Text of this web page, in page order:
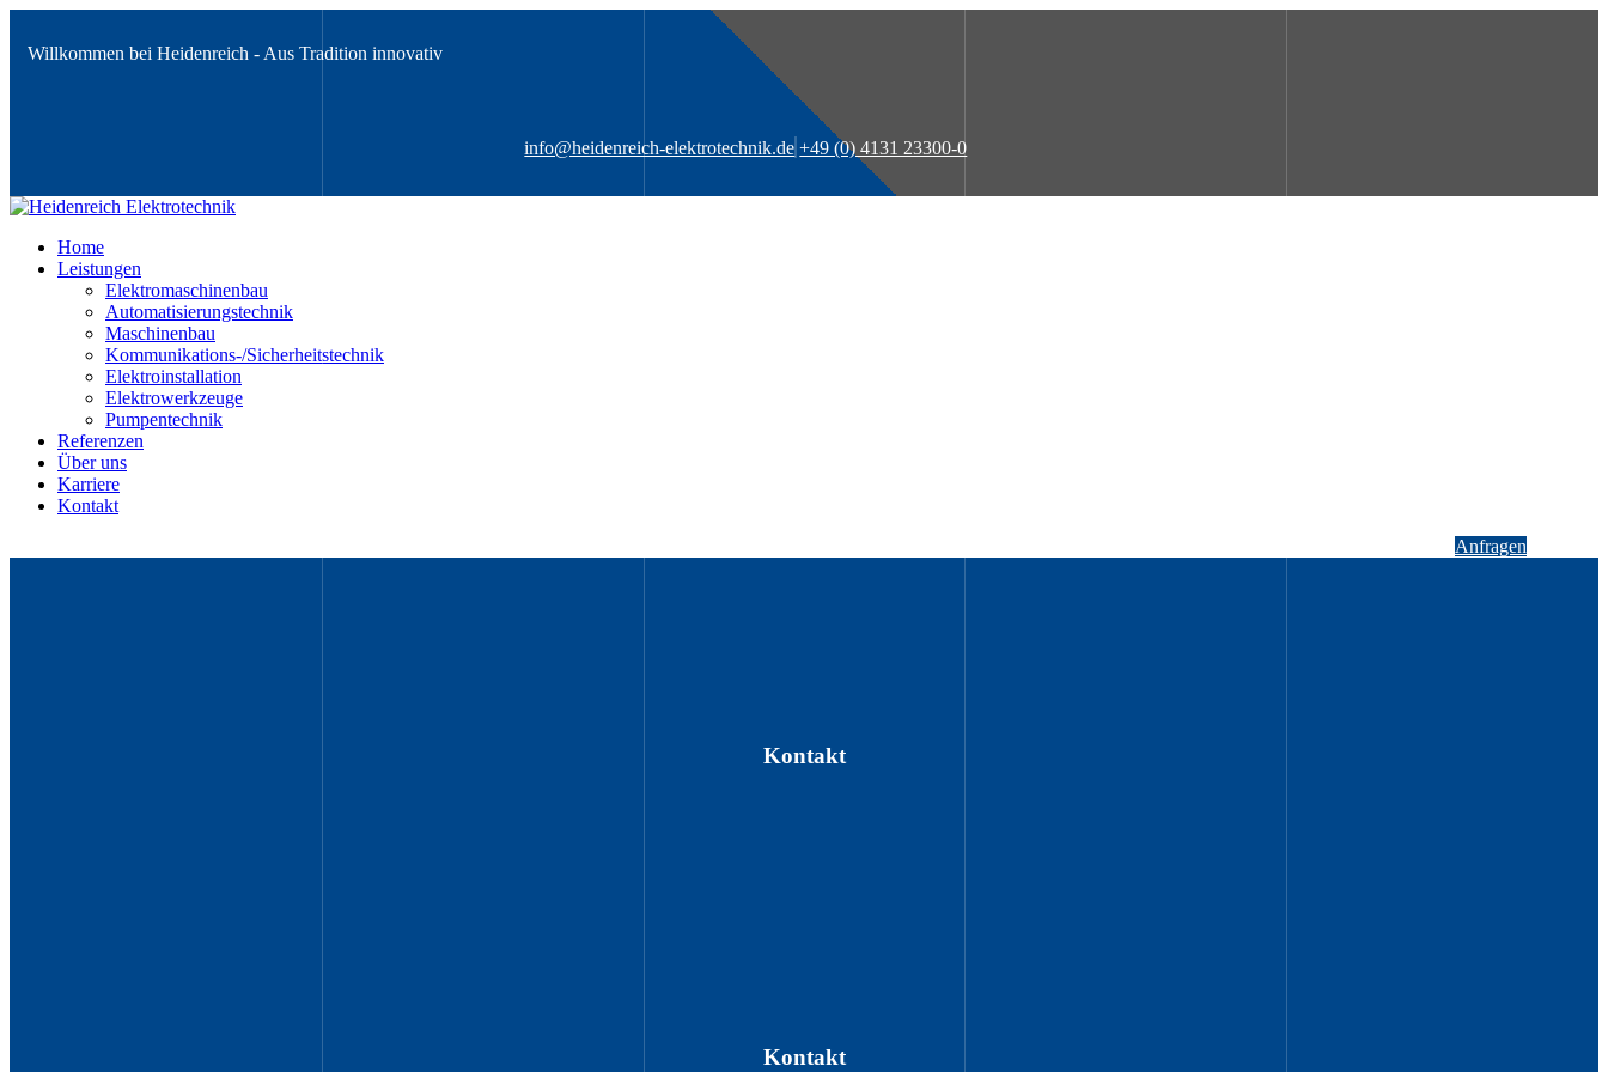
Willkommen bei Heidenreich - Aus Tradition innovativ
info@heidenreich-elektrotechnik.de +49 (0) 4131 23300-0
Home
Leistungen
Elektromaschinenbau
Automatisierungstechnik
Maschinenbau
Kommunikations-/Sicherheitstechnik
Elektroinstallation
Elektrowerkzeuge
Pumpentechnik
Referenzen
Über uns
Karriere
Kontakt
Anfragen
Kontakt
Kontakt